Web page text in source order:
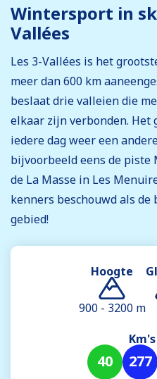
Wintersport in
Vallées
Les 3-Vallées is het
meer dan 600 km
beslaat drie valleien die
elkaar zijn verbonden. Het
iedere dag weer een
bijvoorbeeld eens de
de La Masse in Les
kenners beschouwd als
gebied!
Hoogte
900 - 3200 m
40 277